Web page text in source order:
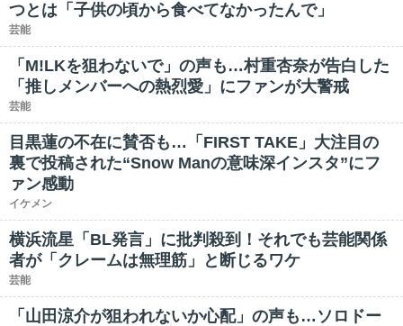
つとは「子供の頃から食べてなかったんで」
芸能
「M!LKを狙わないで」の声も…村重杏奈が告白した
「推しメンバーへの熱烈愛」にファンが大警戒
芸能
目黒蓮の不在に賛否も…「FIRST TAKE」大注目の
裏で投稿された“Snow Manの意味深インスタ”にフ
ァン感動
イケメン
横浜流星「BL発言」に批判殺到！それでも芸能関係
者が「クレームは無理筋」と断じるワケ
芸能
「山田涼介が狙われないか心配」の声も…ソロドー